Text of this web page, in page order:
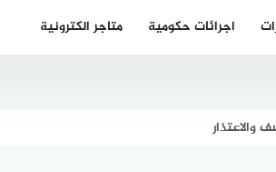
اجرائات حكومية متاجر الكترونية
والاعتذار